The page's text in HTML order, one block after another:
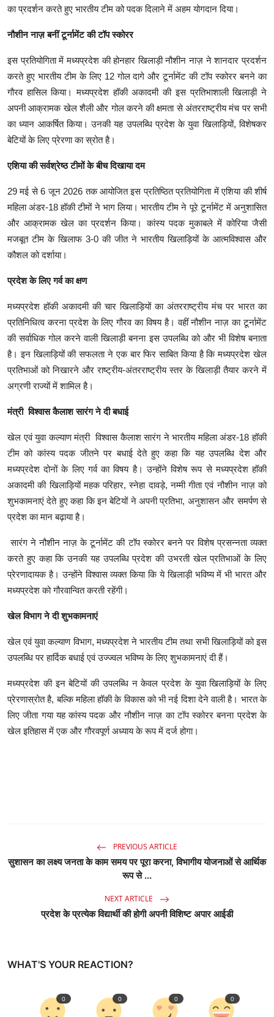
का प्रदर्शन करते हुए भारतीय टीम को पदक दिलाने में अहम योगदान दिया।
नौशीन नाज़ बनीं टूर्नामेंट की टॉप स्कोरर
इस प्रतियोगिता में मध्यप्रदेश की होनहार खिलाड़ी नौशीन नाज़ ने शानदार प्रदर्शन
करते हुए भारतीय टीम के लिए 12 गोल दागे और टूर्नामेंट की टॉप स्कोरर बनने का
गौरव हासिल किया। मध्यप्रदेश हॉकी अकादमी की इस प्रतिभाशाली खिलाड़ी ने
अपनी आक्रामक खेल शैली और गोल करने की क्षमता से अंतरराष्ट्रीय मंच पर सभी
का ध्यान आकर्षित किया। उनकी यह उपलब्धि प्रदेश के युवा खिलाड़ियों, विशेषकर
बेटियों के लिए प्रेरणा का स्रोत है।
एशिया की सर्वश्रेष्ठ टीमों के बीच दिखाया दम
29 मई से 6 जून 2026 तक आयोजित इस प्रतिष्ठित प्रतियोगिता में एशिया की शीर्ष
महिला अंडर-18 हॉकी टीमों ने भाग लिया। भारतीय टीम ने पूरे टूर्नामेंट में अनुशासित
और आक्रामक खेल का प्रदर्शन किया। कांस्य पदक मुकाबले में कोरिया जैसी
मजबूत टीम के खिलाफ 3-0 की जीत ने भारतीय खिलाड़ियों के आत्मविश्वास और
कौशल को दर्शाया।
प्रदेश के लिए गर्व का क्षण
मध्यप्रदेश हॉकी अकादमी की चार खिलाड़ियों का अंतरराष्ट्रीय मंच पर भारत का
प्रतिनिधित्व करना प्रदेश के लिए गौरव का विषय है। वहीं नौशीन नाज़ का टूर्नामेंट
की सर्वाधिक गोल करने वाली खिलाड़ी बनना इस उपलब्धि को और भी विशेष बनाता
है। इन खिलाड़ियों की सफलता ने एक बार फिर साबित किया है कि मध्यप्रदेश खेल
प्रतिभाओं को निखारने और राष्ट्रीय-अंतरराष्ट्रीय स्तर के खिलाड़ी तैयार करने में
अग्रणी राज्यों में शामिल है।
मंत्री विश्वास कैलाश सारंग ने दी बधाई
खेल एवं युवा कल्याण मंत्री विश्वास कैलाश सारंग ने भारतीय महिला अंडर-18 हॉकी
टीम को कांस्य पदक जीतने पर बधाई देते हुए कहा कि यह उपलब्धि देश और
मध्यप्रदेश दोनों के लिए गर्व का विषय है। उन्होंने विशेष रूप से मध्यप्रदेश हॉकी
अकादमी की खिलाड़ियों महक परिहार, स्नेहा दावड़े, नम्मी गीता एवं नौशीन नाज़ को
शुभकामनाएं देते हुए कहा कि इन बेटियों ने अपनी प्रतिभा, अनुशासन और समर्पण से
प्रदेश का मान बढ़ाया है।
सारंग ने नौशीन नाज़ के टूर्नामेंट की टॉप स्कोरर बनने पर विशेष प्रसन्नता व्यक्त
करते हुए कहा कि उनकी यह उपलब्धि प्रदेश की उभरती खेल प्रतिभाओं के लिए
प्रेरणादायक है। उन्होंने विश्वास व्यक्त किया कि ये खिलाड़ी भविष्य में भी भारत और
मध्यप्रदेश को गौरवान्वित करती रहेंगी।
खेल विभाग ने दी शुभकामनाएं
खेल एवं युवा कल्याण विभाग, मध्यप्रदेश ने भारतीय टीम तथा सभी खिलाड़ियों को इस
उपलब्धि पर हार्दिक बधाई एवं उज्ज्वल भविष्य के लिए शुभकामनाएं दी हैं।
मध्यप्रदेश की इन बेटियों की उपलब्धि न केवल प्रदेश के युवा खिलाड़ियों के लिए
प्रेरणास्रोत है, बल्कि महिला हॉकी के विकास को भी नई दिशा देने वाली है। भारत के
लिए जीता गया यह कांस्य पदक और नौशीन नाज़ का टॉप स्कोरर बनना प्रदेश के
खेल इतिहास में एक और गौरवपूर्ण अध्याय के रूप में दर्ज होगा।
PREVIOUS ARTICLE
सुशासन का लक्ष्य जनता के काम समय पर पूरा करना, विभागीय योजनाओं से आर्थिक
रूप से ...
NEXT ARTICLE
प्रदेश के प्रत्येक विद्यार्थी की होगी अपनी विशिष्ट अपार आईडी
WHAT'S YOUR REACTION?
0 0 0 0